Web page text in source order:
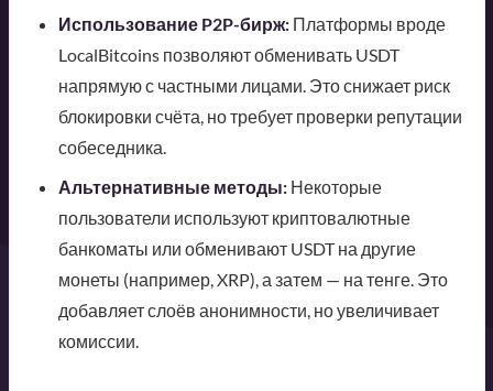
Использование P2P-бирж:Платформы вроде
LocalBitcoins позволяют обменивать USDT
напрямую с частными лицами. Это снижает риск
блокировки счёта, но требует проверки репутации
собеседника.
Альтернативные методы:Некоторые
пользователи используют криптовалютные
банкоматы или обменивают USDT на другие
монеты (например, XRP), а затем — на тенге. Это
добавляет слоёв анонимности, но увеличивает
комиссии.